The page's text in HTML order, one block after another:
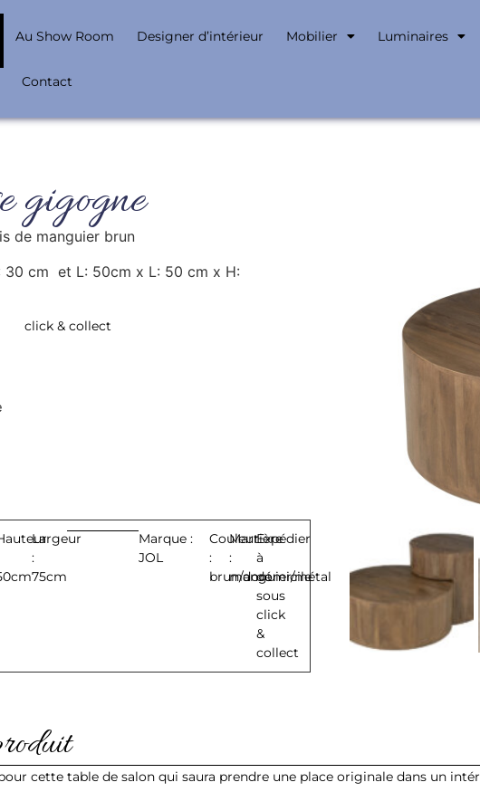
Au Show Room Designer d’intérieur Mobilier Luminaires
Contact
gigogne
de manguier brun
30 cm et L: 50cm x L: 50 cm x H:
click & collect
Largeur
:
75cm
Marque :
JOL
Couleur
:
brun/doré
Martière
:
manguier/métal
Expédier
à
domicile
sous
click
&
collect
cette table de salon qui saura prendre une place originale dans un